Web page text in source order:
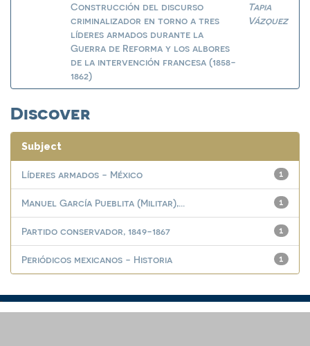
Construcción del discurso
criminalizador en torno a tres
líderes armados durante la
Guerra de Reforma y los albores
de la intervención francesa (1858-
1862)
Tapia
Vázquez
Discover
Subject
1
Líderes armados - México
1
Manuel García Pueblita (Militar),...
1
Partido conservador, 1849-1867
1
Periódicos mexicanos - Historia